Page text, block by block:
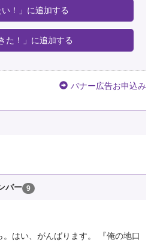
い！」に追加する
た！」に追加する
バナー広告お申込み
バー 9
。はい、がんばります。 『俺の地口